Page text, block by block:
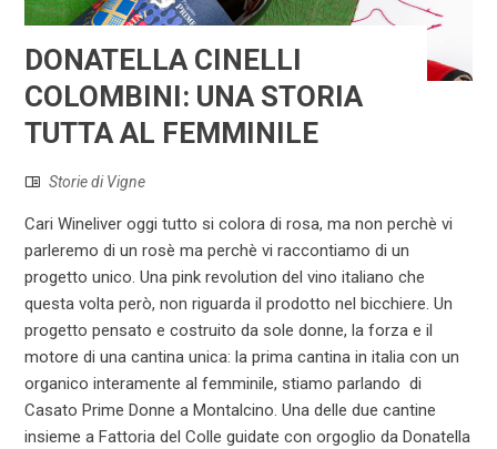
DONATELLA CINELLI
COLOMBINI: UNA STORIA
TUTTA AL FEMMINILE
Storie di Vigne
Cari Wineliver oggi tutto si colora di rosa, ma non perchè vi
parleremo di un rosè ma perchè vi raccontiamo di un
progetto unico. Una pink revolution del vino italiano che
questa volta però, non riguarda il prodotto nel bicchiere. Un
progetto pensato e costruito da sole donne, la forza e il
motore di una cantina unica: la prima cantina in italia con un
organico interamente al femminile, stiamo parlando di
Casato Prime Donne a Montalcino. Una delle due cantine
insieme a Fattoria del Colle guidate con orgoglio da Donatella